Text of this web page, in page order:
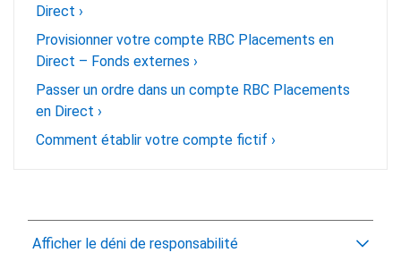
Direct ›
Provisionner votre compte RBC Placements en
Direct – Fonds externes ›
Passer un ordre dans un compte RBC Placements
en Direct ›
Comment établir votre compte fictif ›
Afficher le déni de responsabilité